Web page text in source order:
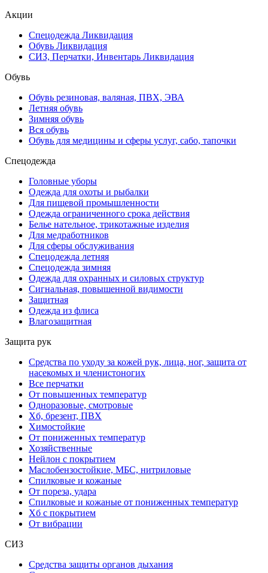
Акции
Спецодежда Ликвидация
Обувь Ликвидация
СИЗ, Перчатки, Инвентарь Ликвидация
Обувь
Обувь резиновая, валяная, ПВХ, ЭВА
Летняя обувь
Зимняя обувь
Вся обувь
Обувь для медицины и сферы услуг, сабо, тапочки
Спецодежда
Головные уборы
Одежда для охоты и рыбалки
Для пищевой промышленности
Одежда ограниченного срока действия
Белье нательное, трикотажные изделия
Для медработников
Для сферы обслуживания
Спецодежда летняя
Спецодежда зимняя
Одежда для охранных и силовых структур
Сигнальная, повышенной видимости
Защитная
Одежда из флиса
Влагозащитная
Защита рук
Средства по уходу за кожей рук, лица, ног, защита от
насекомых и членистоногих
Все перчатки
От повышенных температур
Одноразовые, смотровые
Хб, брезент, ПВХ
Химостойкие
От пониженных температур
Хозяйственные
Нейлон с покрытием
Маслобензостойкие, МБС, нитриловые
Спилковые и кожаные
От пореза, удара
Спилковые и кожаные от пониженных температур
Хб с покрытием
От вибрации
СИЗ
Средства защиты органов дыхания